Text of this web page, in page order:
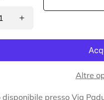
Altre
disponibile pressoVia